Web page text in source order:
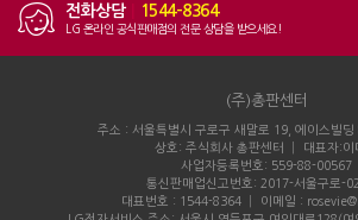
전화상담 1544-8364
LG 온라인 공식판매점의 전문 상담을 받으세요!
(주)총판센터
주소 : 서울특별시 구로구 새말로 19, 에이스빌
상호: 주식회사 총판센터 │ 대표자:이
사업자등록번호: 559-88-00567
통신판매업신고번호: 2017-서울구로-
대표번호 : 1544-8364 │ 이메일 :